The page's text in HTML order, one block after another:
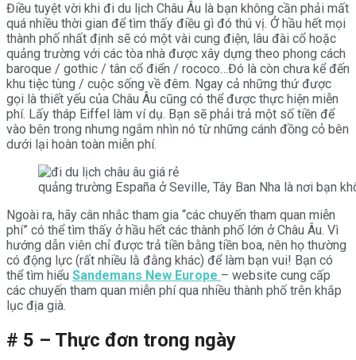
Điều tuyệt vời khi đi du lịch Châu Âu là bạn không cần phải mất
quá nhiều thời gian để tìm thấy điều gì đó thú vị. Ở hầu hết mọi
thành phố nhất định sẽ có một vài cung điện, lâu đài cổ hoặc
quảng trường với các tòa nhà được xây dựng theo phong cách
baroque / gothic / tân cổ điển / rococo…Đó là còn chưa kể đến
khu tiệc tùng / cuộc sống về đêm. Ngay cả những thứ được
gọi là thiết yếu của Châu Âu cũng có thể được thực hiện miễn
phí. Lấy tháp Eiffel làm ví dụ. Bạn sẽ phải trả một số tiền để
vào bên trong nhưng ngắm nhìn nó từ những cánh đồng cỏ bên
dưới lại hoàn toàn miễn phí.
quảng trường España ở Seville, Tây Ban Nha là nơi bạn
Ngoài ra, hãy cân nhắc tham gia “các chuyến tham quan miễn
phí” có thể tìm thấy ở hầu hết các thành phố lớn ở Châu Âu. Vì
hướng dẫn viên chỉ được trả tiền bằng tiền boa, nên họ thường
có động lực (rất nhiều lằ đằng khác) để làm bạn vui! Bạn có
thể tìm hiểu Sandemans New Europe – website cung cấp
các chuyến tham quan miễn phí qua nhiều thành phố trên khắp
lục địa già.
# 5 – Thực đơn trong ngày